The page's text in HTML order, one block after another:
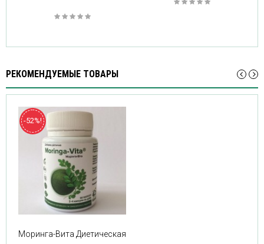
РЕКОМЕНДУЕМЫЕ ТОВАРЫ
-52%!
Моринга-Вита Диетическая